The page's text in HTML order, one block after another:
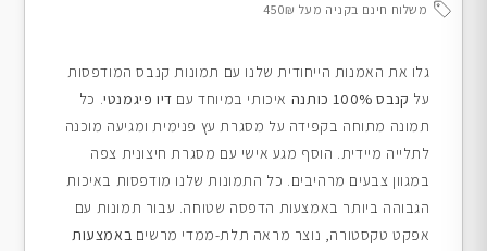
משלוח חינם בקניה מעל 450₪
גלו את האמנות הייחודית שלנו עם תמונות קנבס המודפסות
על קנבס 100% כותנה איכותי במיוחד עם דיו פיגמנטי. כל
תמונה מתוחה בקפידה על מסגרת עץ פנימית ומגיעה מוכנה
לתלייה מיידית. הוסף מגע אישי עם מסגרת חיצונית צפה
במגוון צבעים מרהיבים. כל התמונות שלנו מודפסות באיכות
הגבוהה ביותר באמצעות הדפסה שטוחה. עבור תמונות עם
אפקט טקסטורה, נוצר מראה תלת-ממדי מרשים באמצעות